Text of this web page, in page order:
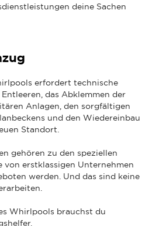
deine Sachen
erfordert technische
das Abklemmen der
Anlagen, den sorgfältigen
und den Wiedereinbau
Standort.
gehören zu den speziellen
von erstklassigen Unternehmen
werden. Und das sind keine
Whirlpools brauchst du